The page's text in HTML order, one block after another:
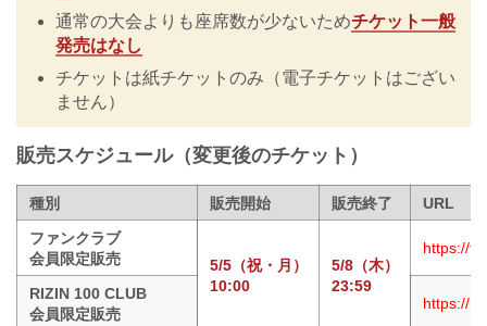
限定販売は5月5日（祝・月）10時から、5
ケット一般発売はなし
通常の大会よりも座席数が少ないためチケット一般
発売はなし
チケットは紙チケットのみ（電子チケットはござい
ません）
販売スケジュール（変更後のチケット）
種別 販売開始 販売終了
URL
ファンクラブ
会員限定販売
5/5（祝・月）
10:00
5/8（木）
23:59
https://
RIZIN 100 CLUB
会員限定販売
https://